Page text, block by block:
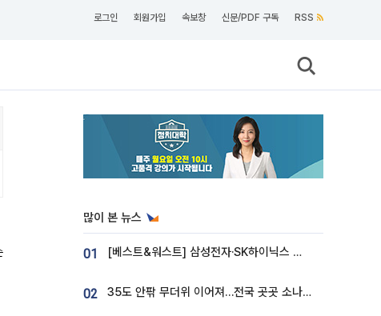
로그인 회원가입 속보창 신문/PDF 구독 RSS
많이 본 뉴스
01 [베스트&워스트] 삼성전자·SK하이닉스 밀린 한 주…상상인증권은 85% 급등
02 35도 안팎 무더위 이어져…전국 곳곳 소나기 [오늘 날씨]